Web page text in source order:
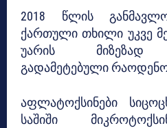
2018 წლის
ქართული თხილი უკვე
უარის მიზეზად
გადამეტებული
აფლატოქსინები
საშიში